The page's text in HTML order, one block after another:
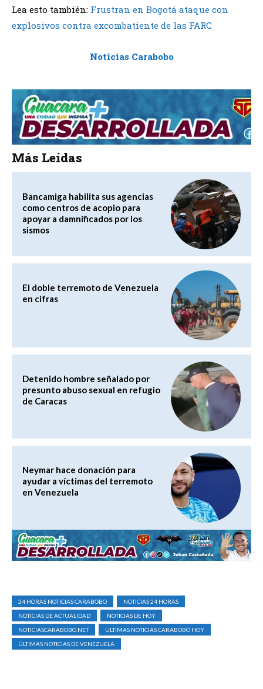
Lea esto también: Frustran en Bogotá ataque con
explosivos contra excombatiente de las FARC
Noticias Carabobo
Más Leídas
Bancamiga habilita sus agencias
como centros de acopio para
apoyar a damnificados por los
sismos
El doble terremoto de Venezuela
en cifras
Detenido hombre señalado por
presunto abuso sexual en refugio
de Caracas
Neymar hace donación para
ayudar a víctimas del terremoto
en Venezuela
24 HORAS NOTICIAS CARABOBO
NOTICIAS 24 HORAS
NOTICIAS DE ACTUALIDAD
NOTICIAS DE HOY
NOTICIASCARABOBO.NET
ULTIMAS NOTICIAS CARABOBO HOY
ÚLTIMAS NOTICIAS DE VENEZUELA